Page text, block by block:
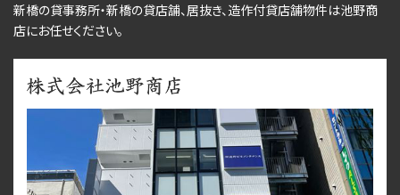
新橋の貸事務所・新橋の貸店舗、居抜き、造作付貸店舗物件は池野商
店にお任せください。